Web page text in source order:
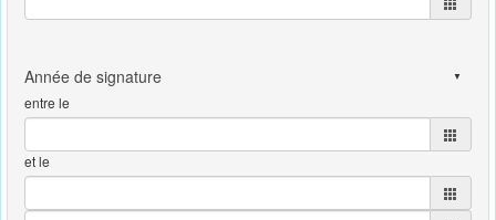
entre le
et le